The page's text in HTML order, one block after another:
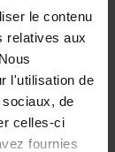
le contenu
relatives aux
l'utilisation de
de
celles-ci
fournies
Carolien Boom